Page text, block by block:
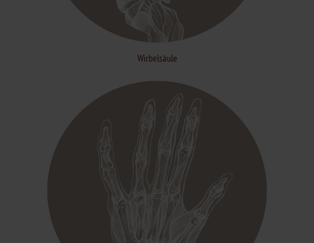
Wirbelsäule